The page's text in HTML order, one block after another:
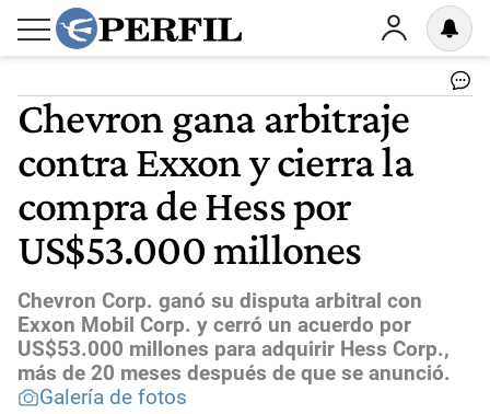
Chevron gana arbitraje
contra Exxon y cierra la
compra de Hess por
US$53.000 millones
Chevron Corp. ganó su disputa arbitral con
Exxon Mobil Corp. y cerró un acuerdo por
US$53.000 millones para adquirir Hess Corp.,
más de 20 meses después de que se anunció.
Galería de fotos